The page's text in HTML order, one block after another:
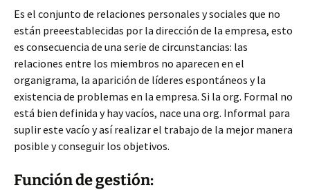
Es el conjunto de relaciones personales y sociales que no
están preeestablecidas por la dirección de la empresa, esto
es consecuencia de una serie de circunstancias: las
relaciones entre los miembros no aparecen en el
organigrama, la aparición de líderes espontáneos y la
existencia de problemas en la empresa. Si la org. Formal no
está bien definida y hay vacíos, nace una org. Informal para
suplir este vacío y así realizar el trabajo de la mejor manera
posible y conseguir los objetivos.
Función de gestión: